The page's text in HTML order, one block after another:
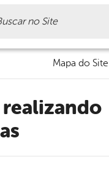
Mapa do Site